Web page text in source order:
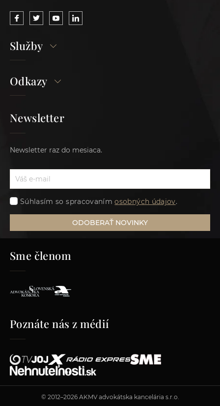
Služby
Odkazy
Newsletter
Newsletter raz do mesiaca.
Súhlasím so spracovanímosobných údajov.
ODOBERAŤ NOVINKY
Sme členom
Poznáte nás z médií
© 2012–2026 AKMV advokátska kancelária s.r.o.